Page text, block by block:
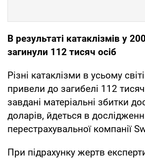
В результаті катаклізмів у
загинули 112 тисяч осіб
Різні катаклізми в усьому
привели до загибелі 112
завдані матеріальні збитки
доларів, йдеться в
перестрахувальної компанії
При підрахунку жертв